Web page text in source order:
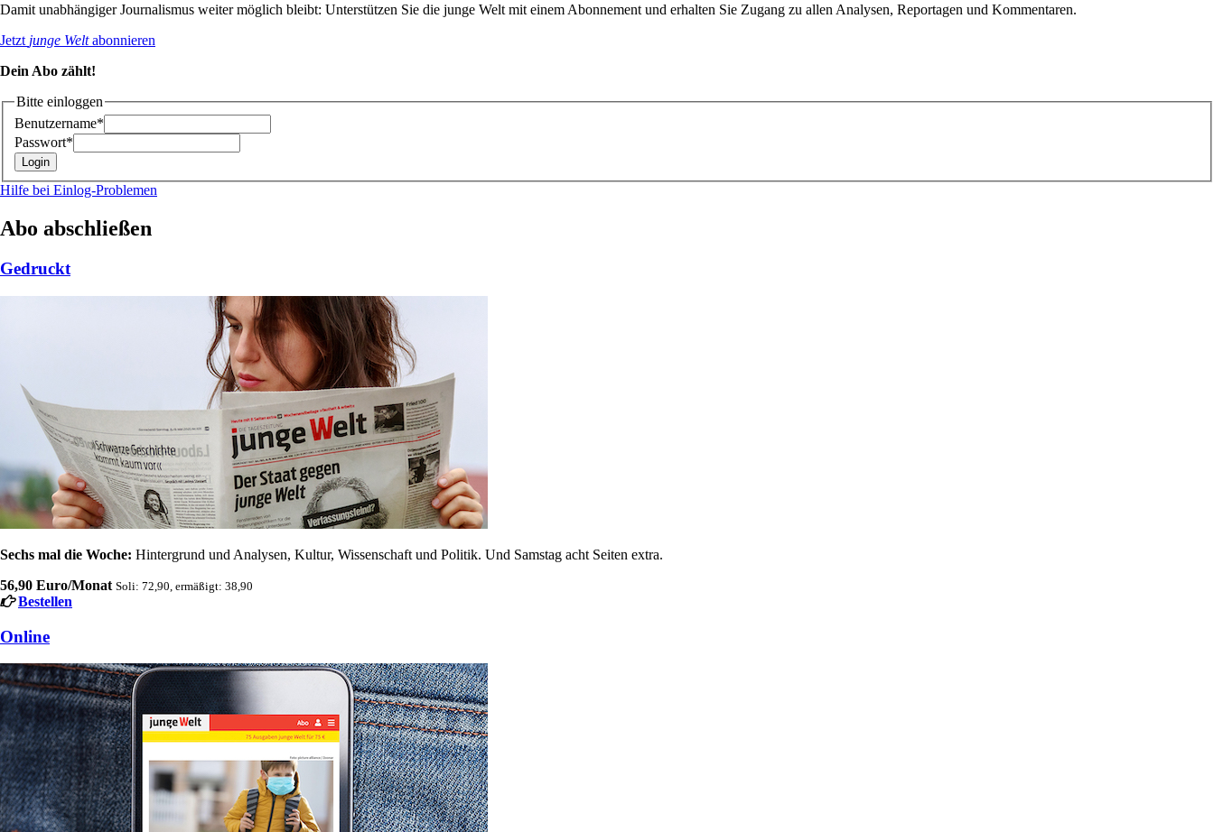
Damit unabhängiger Journalismus weiter möglich bleibt: Unterstützen Sie die junge Welt mit einem Abonnement und erhalten Sie Zugang zu allen Analysen, Reportagen und Kommentaren.
Jetzt junge Weltabonnieren
Dein Abo zählt!
Bitte einloggen
Benutzername*
Passwort*
Hilfe bei Einlog-Problemen
Abo abschließen
Gedruckt
Sechs mal die Woche: Hintergrund und Analysen, Kultur, Wissenschaft und Politik. Und Samstag acht Seiten extra.
56,90 Euro/Monat Soli: 72,90, ermäßigt: 38,90
Bestellen
Online